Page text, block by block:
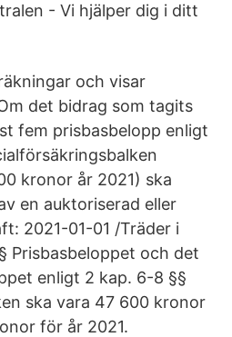
- Vi hjälper dig i ditt
och visar
det bidrag som tagits
fem prisbasbelopp enligt
kronor år 2021) ska
en auktoriserad eller
2021-01-01 /Träder i
Prisbasbeloppet och det
enligt 2 kap. 6-8 §§
ska vara 47 600 kronor
för år 2021.